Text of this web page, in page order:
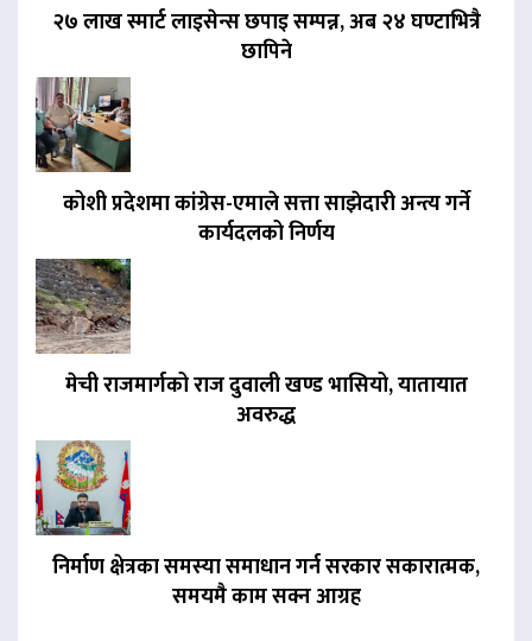
२७ लाख स्मार्ट लाइसेन्स छपाइ सम्पन्न, अब २४ घण्टाभित्रै
छापिने
कोशी प्रदेशमा कांग्रेस-एमाले सत्ता साझेदारी अन्त्य गर्ने
कार्यदलको निर्णय
मेची राजमार्गको राज दुवाली खण्ड भासियो, यातायात
अवरुद्ध
निर्माण क्षेत्रका समस्या समाधान गर्न सरकार सकारात्मक,
समयमै काम सक्न आग्रह